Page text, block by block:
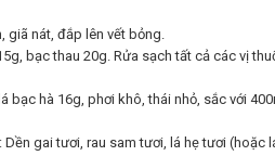
giã nát, đắp lên vết bỏng.
bạc thau 20g. Rửa sạch tất cả các vị
bạc hà 16g, phơi khô, thái nhỏ, sắc với
gai tươi, rau sam tươi, lá hẹ tươi (hoặc